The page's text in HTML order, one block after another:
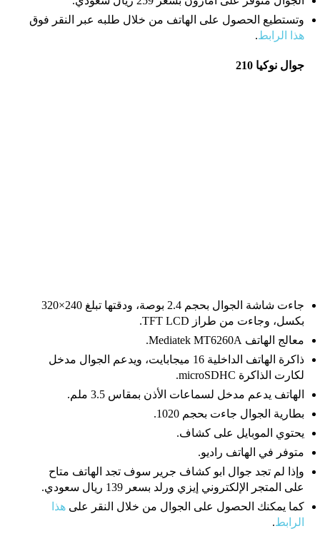
وتستطيع الحصول على الهاتف من خلال طلبه عبر النقر فوق
هذا الرابط.
جوال نوكيا 210
جاءت شاشة الجوال بحجم 2.4 بوصة، ودقتها تبلغ 240×320
بكسل، وجاءت من طراز TFT LCD.
معالج الهاتف Mediatek MT6260A.
ذاكرة الهاتف الداخلية 16 ميجابايت، ويدعم الجوال مدخل
لكارت الذاكرة microSDHC.
الهاتف يدعم مدخل لسماعات الأذن بمقاس 3.5 ملم.
بطارية الجوال جاءت بحجم 1020.
يحتوي الموبايل على كشاف.
متوفر في الهاتف راديو.
وإذا لم تجد جوال ابو كشاف جرير سوف تجد الهاتف متاح
على المتجر الإلكتروني إيزي ورلد بسعر 139 ريال سعودي.
كما يمكنك الحصول على الجوال من خلال النقر علىهذا
الرابط.